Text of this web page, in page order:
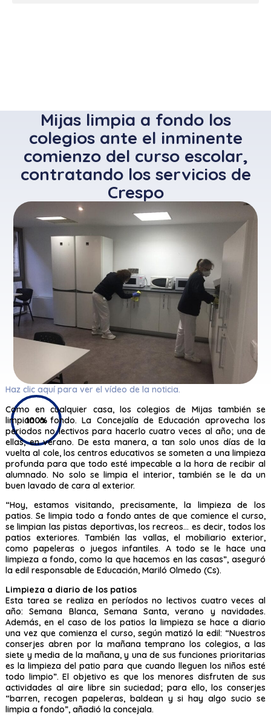
Mijas limpia a fondo los
colegios ante el inminente
comienzo del curso escolar,
contratando los servicios de
Crespo
100%
Haz clic aquí para ver el vídeo de la noticia.
Como en cualquier casa, los colegios de Mijas también se
limpian a fondo. La Concejalía de Educación aprovecha los
periodos no lectivos para hacerlo cuatro veces al año; una de
ellas, en verano. De esta manera, a tan solo unos días de la
vuelta al cole, los centros educativos se someten a una limpieza
profunda para que todo esté impecable a la hora de recibir al
alumnado. No solo se limpia el interior, también se le da un
buen lavado de cara al exterior.
“Hoy, estamos visitando, precisamente, la limpieza de los
patios. Se limpia todo a fondo antes de que comience el curso,
se limpian las pistas deportivas, los recreos… es decir, todos los
patios exteriores. También las vallas, el mobiliario exterior,
como papeleras o juegos infantiles. A todo se le hace una
limpieza a fondo, como la que hacemos en las casas”, aseguró
la edil responsable de Educación, Mariló Olmedo (Cs).
Limpieza a diario de los patios
Esta tarea se realiza en períodos no lectivos cuatro veces al
año: Semana Blanca, Semana Santa, verano y navidades.
Además, en el caso de los patios la limpieza se hace a diario
una vez que comienza el curso, según matizó la edil: “Nuestros
conserjes abren por la mañana temprano los colegios, a las
siete y media de la mañana, y una de sus funciones prioritarias
es la limpieza del patio para que cuando lleguen los niños esté
todo limpio”. El objetivo es que los menores disfruten de sus
actividades al aire libre sin suciedad; para ello, los conserjes
“barren, recogen papeleras, baldean y si hay algo sucio se
limpia a fondo”, añadió la concejala.